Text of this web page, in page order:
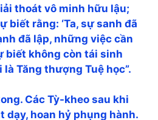
thoát vô minh hữu lậu;
biết rằng: ‘Ta, sự sanh đã
đã lập, những việc cần
biết không còn tái sinh
là Tăng thượng Tuệ học”.
Các Tỳ-kheo sau khi
dạy, hoan hỷ phụng hành.